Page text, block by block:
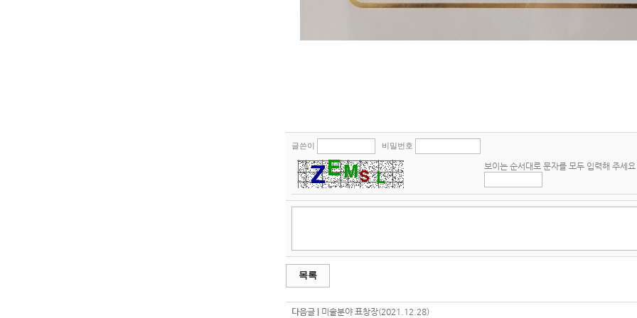
글쓴이 비밀번호
보이는 순서대로 문자를 모두 입력해 주세요
목록
다음글 | 미술분야 표창장(2021.12.28)